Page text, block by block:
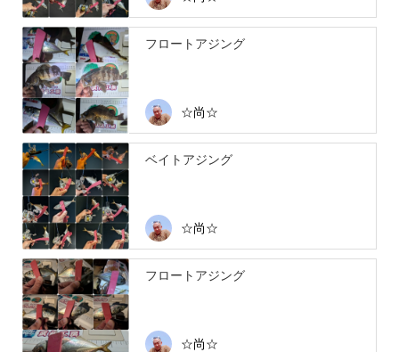
フロートアジング
☆尚☆
ベイトアジング
☆尚☆
フロートアジング
☆尚☆